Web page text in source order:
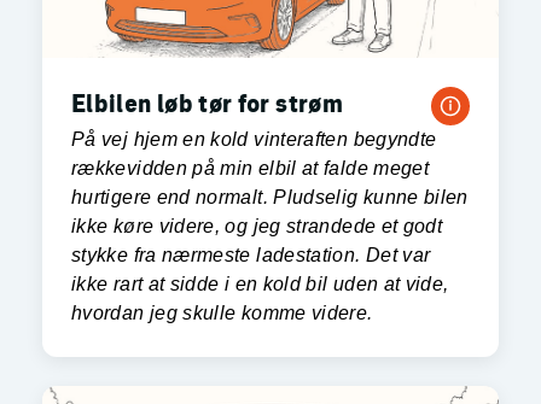
Elbilen løb tør for strøm
På vej hjem en kold vinteraften begyndte
rækkevidden på min elbil at falde meget
hurtigere end normalt. Pludselig kunne bilen
ikke køre videre, og jeg strandede et godt
stykke fra nærmeste ladestation. Det var
ikke rart at sidde i en kold bil uden at vide,
hvordan jeg skulle komme videre.